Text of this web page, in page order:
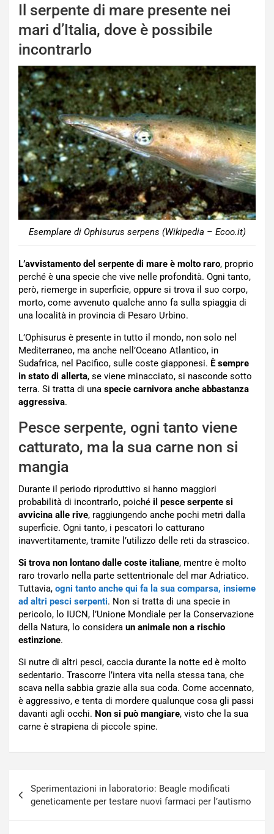
Il serpente di mare presente nei
mari d’Italia, dove è possibile
incontrarlo
Esemplare di Ophisurus serpens (Wikipedia – Ecoo.it)
L’avvistamento del serpente di mare è molto raro, proprio
perché è una specie che vive nelle profondità. Ogni tanto,
però, riemerge in superficie, oppure si trova il suo corpo,
morto, come avvenuto qualche anno fa sulla spiaggia di
una località in provincia di Pesaro Urbino.
L’Ophisurus è presente in tutto il mondo, non solo nel
Mediterraneo, ma anche nell’Oceano Atlantico, in
Sudafrica, nel Pacifico, sulle coste giapponesi. È sempre
in stato di allerta, se viene minacciato, si nasconde sotto
terra. Si tratta di una specie carnivora anche abbastanza
aggressiva.
Pesce serpente, ogni tanto viene
catturato, ma la sua carne non si
mangia
Durante il periodo riproduttivo si hanno maggiori
probabilità di incontrarlo, poiché il pesce serpente si
avvicina alle rive, raggiungendo anche pochi metri dalla
superficie. Ogni tanto, i pescatori lo catturano
inavvertitamente, tramite l’utilizzo delle reti da strascico.
Si trova non lontano dalle coste italiane, mentre è molto
raro trovarlo nella parte settentrionale del mar Adriatico.
Tuttavia, ogni tanto anche qui fa la sua comparsa, insieme
ad altri pesci serpenti. Non si tratta di una specie in
pericolo, lo IUCN, l’Unione Mondiale per la Conservazione
della Natura, lo considera un animale non a rischio
estinzione.
Si nutre di altri pesci, caccia durante la notte ed è molto
sedentario. Trascorre l’intera vita nella stessa tana, che
scava nella sabbia grazie alla sua coda. Come accennato,
è aggressivo, e tenta di mordere qualunque cosa gli passi
davanti agli occhi. Non si può mangiare, visto che la sua
carne è strapiena di piccole spine.
articoli
Sperimentazioni in laboratorio: Beagle modificati
geneticamente per testare nuovi farmaci per l’autismo